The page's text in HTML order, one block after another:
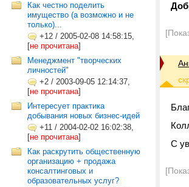
Как честно поделить
имущество (а возможно и не
только)...
+12 / 2005-02-08 14:58:15,
[не прочитана]
Менеджмент "творческих
личностей"
+2 / 2003-09-05 12:14:37,
[не прочитана]
Интересует практика
добывания новых бизнес-идей
+11 / 2004-02-02 16:02:38,
[не прочитана]
Как раскрутить общественную
организацию + продажа
консалтинговых и
образовательных услуг?
С